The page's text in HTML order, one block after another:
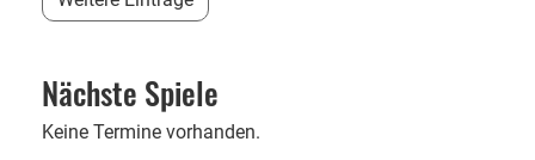
Nächste Spiele
Keine Termine vorhanden.